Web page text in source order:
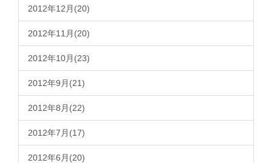
2012年12月(20)
2012年11月(20)
2012年10月(23)
2012年9月(21)
2012年8月(22)
2012年7月(17)
2012年6月(20)